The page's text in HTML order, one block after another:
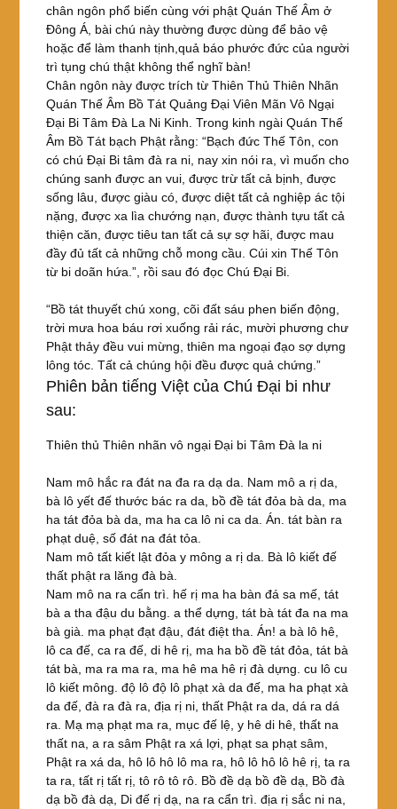
chân ngôn phổ biến cùng với phật Quán Thế Âm ở
Đông Á, bài chú này thường được dùng để bảo vệ
hoặc để làm thanh tịnh,quả báo phước đức của người
trì tụng chú thật không thể nghĩ bàn!
Chân ngôn này được trích từ Thiên Thủ Thiên Nhãn
Quán Thế Âm Bồ Tát Quảng Ðại Viên Mãn Vô Ngại
Ðại Bi Tâm Ðà La Ni Kinh. Trong kinh ngài Quán Thế
Âm Bồ Tát bạch Phật rằng: “Bạch đức Thế Tôn, con
có chú Đại Bi tâm đà ra ni, nay xin nói ra, vì muốn cho
chúng sanh được an vui, được trừ tất cả bịnh, được
sống lâu, được giàu có, được diệt tất cả nghiệp ác tội
nặng, được xa lìa chướng nạn, được thành tựu tất cả
thiện căn, được tiêu tan tất cả sự sợ hãi, được mau
đầy đủ tất cả những chỗ mong cầu. Cúi xin Thế Tôn
từ bi doãn hứa.”, rồi sau đó đọc Chú Đại Bi.
“Bồ tát thuyết chú xong, cõi đất sáu phen biến động,
trời mưa hoa báu rơi xuống rải rác, mười phương chư
Phật thảy đều vui mừng, thiên ma ngoại đạo sợ dựng
lông tóc. Tất cả chúng hội đều được quả chứng.”
Phiên bản tiếng Việt của Chú Đại bi như
sau:
Thiên thủ Thiên nhãn vô ngại Đại bi Tâm Đà la ni
Nam mô hắc ra đát na đa ra dạ da. Nam mô a rị da,
bà lô yết đế thước bác ra da, bồ đề tát đỏa bà da, ma
ha tát đỏa bà da, ma ha ca lô ni ca da. Án. tát bàn ra
phạt duệ, số đát na đát tỏa.
Nam mô tất kiết lật đỏa y mông a rị da. Bà lô kiết đế
thất phật ra lăng đà bà.
Nam mô na ra cẩn trì. hế rị ma ha bàn đá sa mế, tát
bà a tha đậu du bằng. a thể dựng, tát bà tát đa na ma
bà già. ma phạt đạt đậu, đát điệt tha. Án! a bà lô hê,
lô ca đế, ca ra đế, di hê rị, ma ha bồ đề tát đỏa, tát bà
tát bà, ma ra ma ra, ma hê ma hê rị đà dựng. cu lô cu
lô kiết mông. độ lô độ lô phạt xà da đế, ma ha phạt xà
da đế, đà ra đà ra, địa rị ni, thất Phật ra da, dá ra dá
ra. Mạ mạ phạt ma ra, mục đế lệ, y hê di hê, thất na
thất na, a ra sâm Phật ra xá lợi, phạt sa phạt sâm,
Phật ra xá da, hô lô hô lô ma ra, hô lô hô lô hê rị, ta ra
ta ra, tất rị tất rị, tô rô tô rô. Bồ đề dạ bồ đề dạ, Bồ đà
dạ bồ đà dạ, Di đế rị dạ, na ra cẩn trì. địa rị sắc ni na,